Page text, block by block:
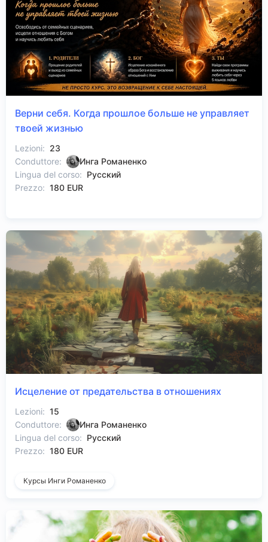
Верни себя. Когда прошлое больше не управляет
твоей жизнью
Lezioni: 23
Conduttore:
Инга Романенко
Lingua del corso: Русский
Prezzo: 180 EUR
Исцеление от предательства в отношениях
Lezioni: 15
Conduttore:
Инга Романенко
Lingua del corso: Русский
Prezzo: 180 EUR
Курсы Инги Романенко